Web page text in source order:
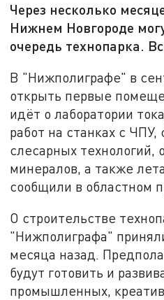
Через несколько
Нижнем Новгороде
очередь технопарка.
В "Нижполиграфе" в
открыть первые
идёт о лаборатории
работ на станках с ЧПУ,
слесарных технологий,
минералов, а также
сообщили в областном
О строительстве
"Нижполиграфа"
месяца назад.
будут готовить и
промышленных,